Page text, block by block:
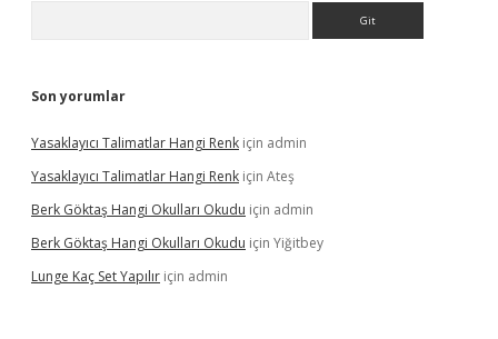
Son yorumlar
Yasaklayıcı Talimatlar Hangi Renk için admin
Yasaklayıcı Talimatlar Hangi Renk için Ateş
Berk Göktaş Hangi Okulları Okudu için admin
Berk Göktaş Hangi Okulları Okudu için Yiğitbey
Lunge Kaç Set Yapılır için admin